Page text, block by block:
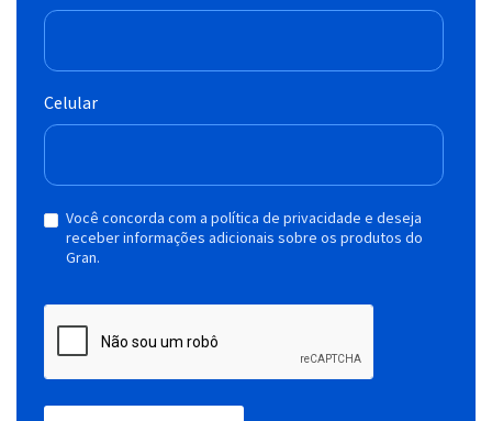
Celular
Você concorda com a política de privacidade e deseja
receber informações adicionais sobre os produtos do
Gran.